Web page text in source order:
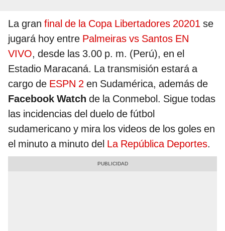
La gran final de la Copa Libertadores 20201 se
jugará hoy entre Palmeiras vs Santos EN
VIVO, desde las 3.00 p. m. (Perú), en el
Estadio Maracaná. La transmisión estará a
cargo de ESPN 2 en Sudamérica, además de
Facebook Watch de la Conmebol. Sigue todas
las incidencias del duelo de fútbol
sudamericano y mira los videos de los goles en
el minuto a minuto del La República Deportes.